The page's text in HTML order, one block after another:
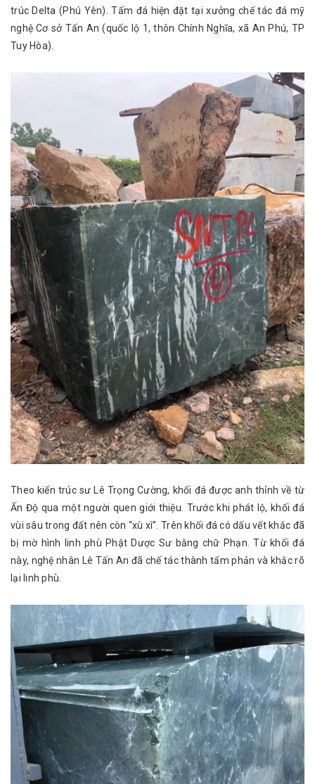
trúc Delta (Phú Yên). Tấm đá hiện đặt tại xưởng chế tác đá mỹ
nghệ Cơ sở Tấn An (quốc lộ 1, thôn Chính Nghĩa, xã An Phú, TP
Tuy Hòa).
Theo kiến trúc sư Lê Trọng Cường, khối đá được anh thỉnh về từ
Ấn Độ qua một người quen giới thiệu. Trước khi phát lộ, khối đá
vùi sâu trong đất nên còn “xù xì”. Trên khối đá có dấu vết khắc đã
bị mờ hình linh phù Phật Dược Sư bằng chữ Phạn. Từ khối đá
này, nghệ nhân Lê Tấn An đã chế tác thành tấm phản và khắc rõ
lại linh phù.